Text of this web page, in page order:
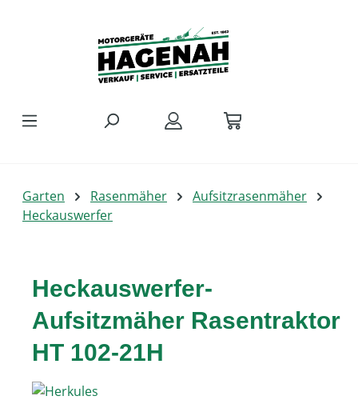
Garten Rasenmäher
Aufsitzrasenmäher
Heckauswerfer
Heckauswerfer-
Aufsitzmäher Rasentraktor
HT 102-21H